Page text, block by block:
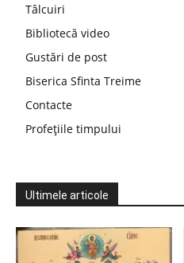
Tâlcuiri
Bibliotecă video
Gustări de post
Biserica Sfinta Treime
Contacte
Profețiile timpului
Ultimele articole